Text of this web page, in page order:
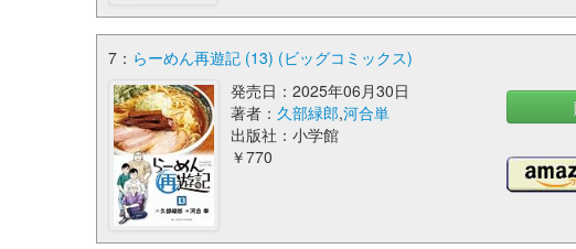
7： らーめん再遊記 (13) (ビッグコミックス)
発売日：2025年06月30日
著者： 久部緑郎,河合単
出版社：小学館
￥770